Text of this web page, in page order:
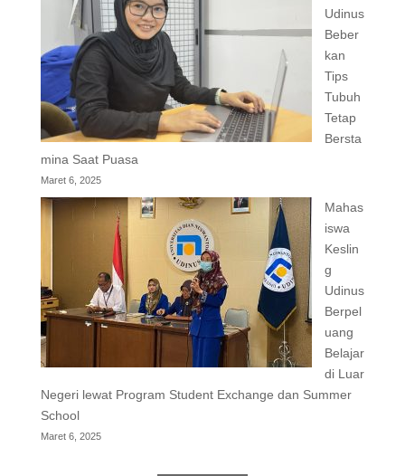
Udinus
Beber
kan
Tips
Tubuh
Tetap
Bersta
mina Saat Puasa
Maret 6, 2025
Mahas
iswa
Keslin
g
Udinus
Berpel
uang
Belajar
di Luar
Negeri lewat Program Student Exchange dan Summer
School
Maret 6, 2025